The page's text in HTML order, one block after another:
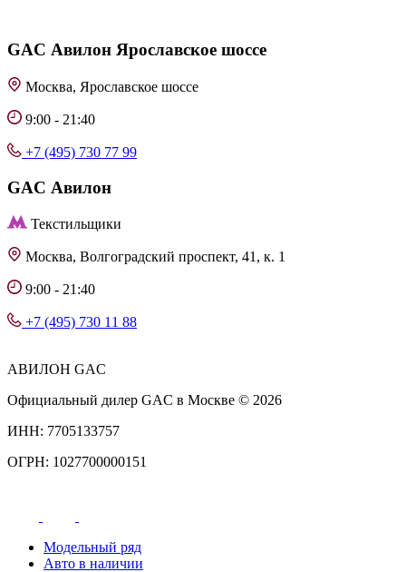
GAC Авилон Ярославское шоссе
Москва, Ярославское шоссе
9:00 - 21:40
+7 (495) 730 77 99
GAC Авилон
Текстильщики
Москва, Волгоградский проспект, 41, к. 1
9:00 - 21:40
+7 (495) 730 11 88
АВИЛОН GAC
Официальный дилер GAC в Москве © 2026
ИНН: 7705133757
ОГРН: 1027700000151
Модельный ряд
Авто в наличии